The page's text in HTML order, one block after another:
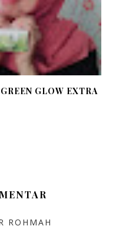
GLOW EXTRA
ROHMAH